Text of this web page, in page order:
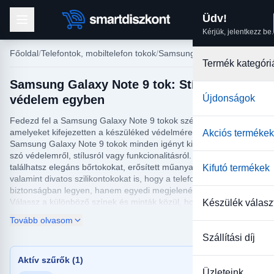
Üdv!
Kérjük, jelentkezz be.
Termék
Újdonságok
Akciós termékek
Kifutó termékek
Készülék
Szállítási díj
Főoldal Telefontok, mobiltelefon tokok Samsung tokok
Samsung Galaxy Note 9 tok: Stílus és
védelem egyben
Fedezd fel a Samsung Galaxy Note 9 tokok széles választékát,
amelyeket kifejezetten a készüléked védelmére terveztek. A
Samsung Galaxy Note 9 tokok minden igényt kielégítenek, legyen
szó védelemről, stílusról vagy funkcionalitásról. Kínálatunkban
találhatsz elegáns bőrtokokat, erősített műanyag tokokat,
valamint divatos szilikontokokat is, hogy a telefonod ne csak
biztonságban legyen, hanem egyedi megjelenést is kapjon.
Válassz a különböző színek és minták közül, hogy megtaláld a
A Samsung Galaxy Note 9 tok kínálatunkban különös gondot
fordítunk a minőségre és a tartósságra. Minden tok precízen
illeszkedik a telefonodra, és könnyű hozzáférhetőséget biztosít a
gombokhoz és portokhoz. Ne habozz tovább, válaszd ki a
Tovább olvasom
Aktív szűrők (1)